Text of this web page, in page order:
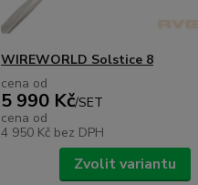
WIREWORLD Solstice 8
cena od
5 990 Kč/SET
cena od
4 950 Kč bez DPH
Zvolit variantu